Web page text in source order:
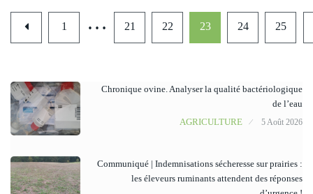
1 … 21 22 23 24 25
Chronique ovine. Analyser la qualité bactériologique
de l’eau
AGRICULTURE
5 Août 2026
Communiqué | Indemnisations sécheresse sur prairies :
les éleveurs ruminants attendent des réponses